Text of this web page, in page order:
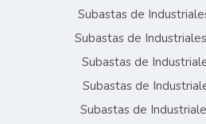
Subastas de
Subastas de
Subastas de
Subastas de
Subastas de